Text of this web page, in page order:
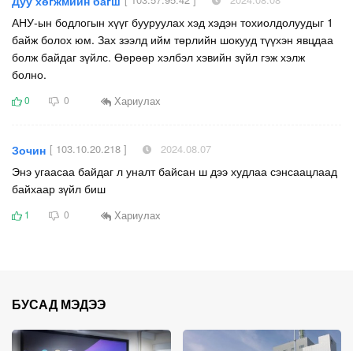
АНУ-ын бодлогын хүүг бууруулах хэд хэдэн тохиолдолуудыг 1
байж болох юм. Зах зээлд ийм төрлийн шокууд түүхэн явцдаа
болж байдаг зүйлс. Өөрөөр хэлбэл хэвийн зүйл гэж хэлж
болно.
0 0 Хариулах
Зочин [ 103.10.20.218 ] 2024.08.07
Энэ угаасаа байдаг л уналт байсан ш дээ худлаа сэнсаацлаад
байхаар зүйл биш
1 0 Хариулах
БУСАД МЭДЭЭ